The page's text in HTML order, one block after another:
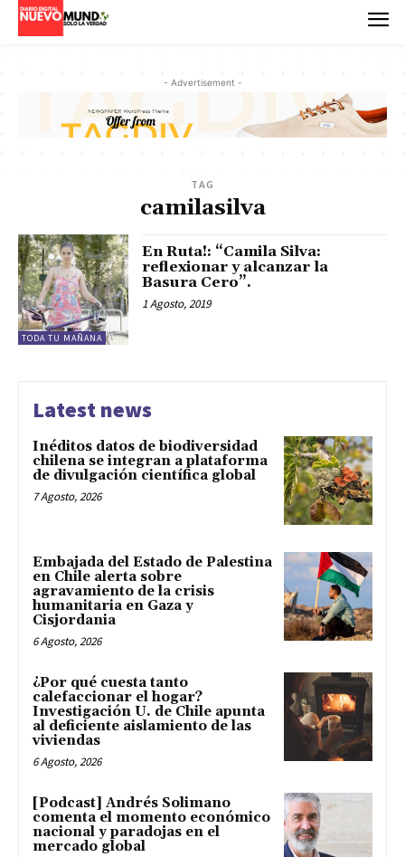
- Advertisement -
TAG
camilasilva
TODA TU MAÑANA
En Ruta!: “Camila Silva:
reflexionar y alcanzar la
Basura Cero”.
1 Agosto, 2019
Latest news
Inéditos datos de biodiversidad
chilena se integran a plataforma
de divulgación científica global
7 Agosto, 2026
Embajada del Estado de Palestina
en Chile alerta sobre
agravamiento de la crisis
humanitaria en Gaza y
Cisjordania
6 Agosto, 2026
¿Por qué cuesta tanto
calefaccionar el hogar?
Investigación U. de Chile apunta
al deficiente aislamiento de las
viviendas
6 Agosto, 2026
[Podcast] Andrés Solimano
comenta el momento económico
nacional y paradojas en el
mercado global